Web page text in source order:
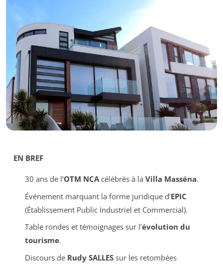
EN BREF
30 ans de l’OTM NCAcélébrés à la Villa Masséna.
Événement marquant la forme juridique d’EPIC
(Établissement Public Industriel et Commercial).
Table rondes et témoignages sur l’évolution du
tourisme.
Discours de Rudy SALLESsur les retombées